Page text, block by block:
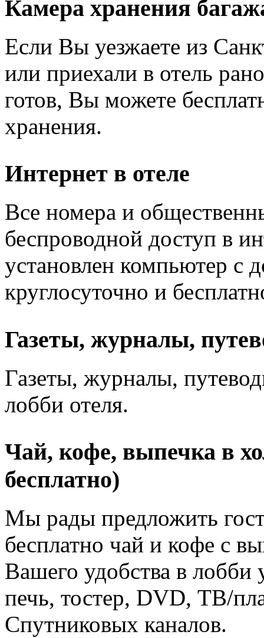
Камера хранения
Если Вы уезжаете из
или приехали в отель
готов, Вы можете
хранения.
Интернет в отеле
Все номера и
беспроводной доступ в
установлен компьютер с
круглосуточно и
Газеты, журналы,
Газеты, журналы,
лобби отеля.
Чай, кофе, выпечка в
бесплатно)
Мы рады предложить
бесплатно чай и кофе с
Вашего удобства в лобби
печь, тостер, DVD, ТВ/
Спутниковых каналов.